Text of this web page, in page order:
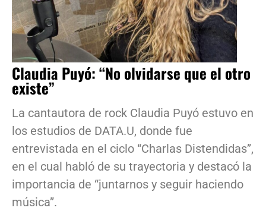
Claudia Puyó: “No olvidarse que el otro
existe”
La cantautora de rock Claudia Puyó estuvo en
los estudios de DATA.U, donde fue
entrevistada en el ciclo “Charlas Distendidas”,
en el cual habló de su trayectoria y destacó la
importancia de “juntarnos y seguir haciendo
música”.